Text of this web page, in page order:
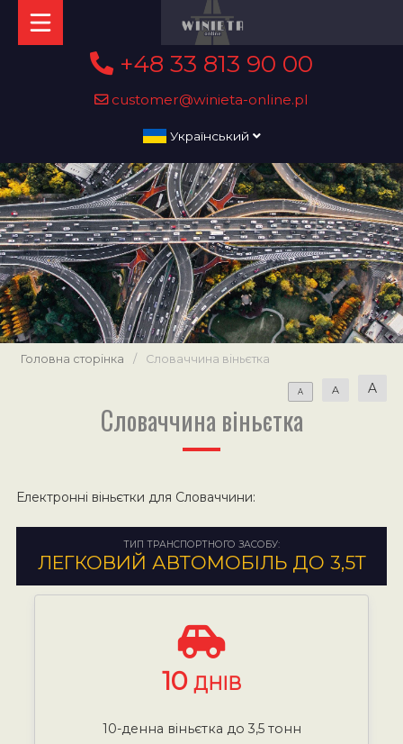
+48 33 813 90 00
customer@winieta-online.pl
Український
Головна сторінка / Словаччина віньєтка
A A A
Словаччина віньєтка
Електронні віньєтки для Словаччини:
ТИП ТРАНСПОРТНОГО ЗАСОБУ:
ЛЕГКОВИЙ АВТОМОБІЛЬ ДО 3,5Т
10 ДНІВ
10-денна віньєтка до 3,5 тонн